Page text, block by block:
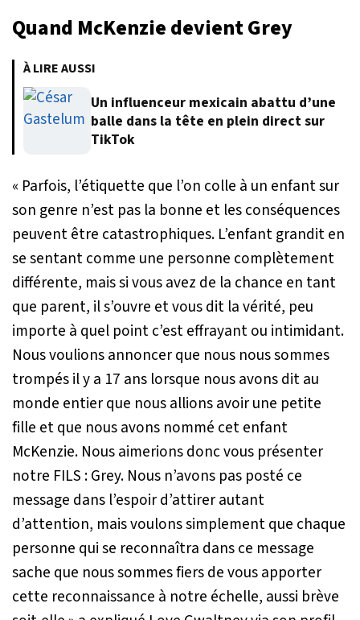
Quand McKenzie devient Grey
À LIRE AUSSI
Un influenceur mexicain abattu d’une
balle dans la tête en plein direct sur
TikTok
« Parfois, l’étiquette que l’on colle à un enfant sur
son genre n’est pas la bonne et les conséquences
peuvent être catastrophiques. L’enfant grandit en
se sentant comme une personne complètement
différente, mais si vous avez de la chance en tant
que parent, il s’ouvre et vous dit la vérité, peu
importe à quel point c’est effrayant ou intimidant.
Nous voulions annoncer que nous nous sommes
trompés il y a 17 ans lorsque nous avons dit au
monde entier que nous allions avoir une petite
fille et que nous avons nommé cet enfant
McKenzie. Nous aimerions donc vous présenter
notre FILS : Grey. Nous n’avons pas posté ce
message dans l’espoir d’attirer autant
d’attention, mais voulons simplement que chaque
personne qui se reconnaîtra dans ce message
sache que nous sommes fiers de vous apporter
cette reconnaissance à notre échelle, aussi brève